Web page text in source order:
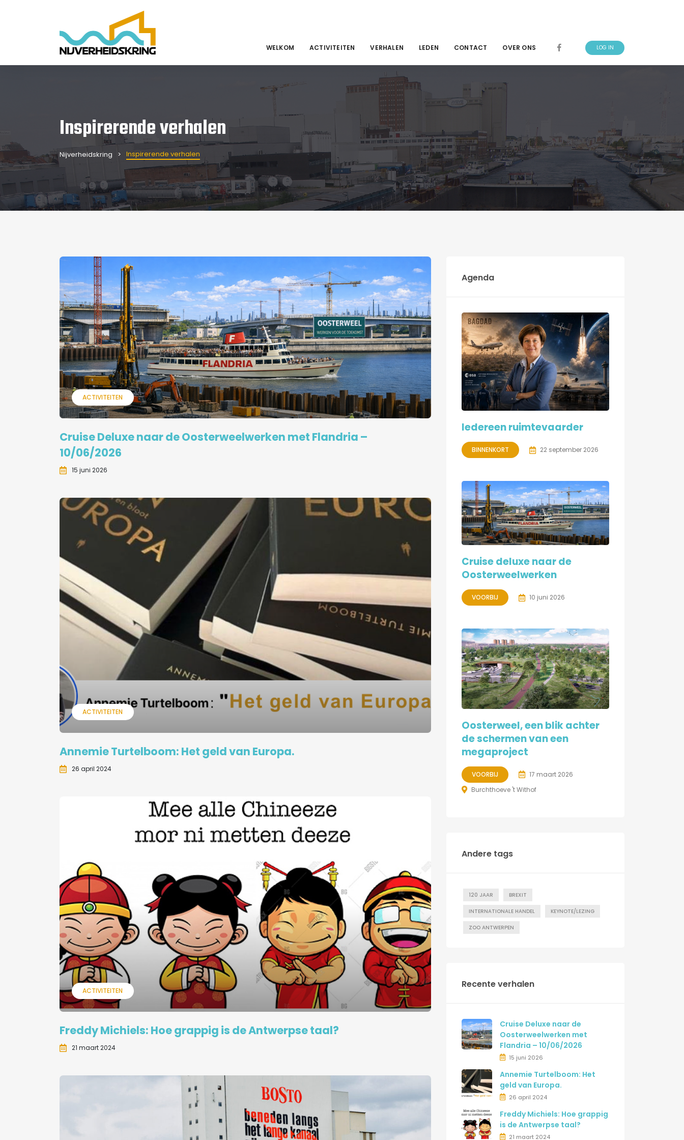
WELKOM ACTIVITEITEN VERHALEN LEDEN CONTACT OVER ONS LOG IN
Inspirerende verhalen
Nijverheidskring Inspirerende verhalen
ACTIVITEITEN
Cruise Deluxe naar de Oosterweelwerken met Flandria –
10/06/2026
15 juni 2026
ACTIVITEITEN
Annemie Turtelboom: Het geld van Europa.
26 april 2024
ACTIVITEITEN
Freddy Michiels: Hoe grappig is de Antwerpse taal?
21 maart 2024
Agenda
Iedereen ruimtevaarder
BINNENKORT 22 september 2026
Cruise deluxe naar de
Oosterweelwerken
VOORBIJ 10 juni 2026
Oosterweel, een blik achter
de schermen van een
megaproject
VOORBIJ
17 maart 2026
Burchthoeve 't Withof
Andere tags
120 JAAR BREXIT
INTERNATIONALE HANDEL KEYNOTE/LEZING
ZOO ANTWERPEN
Recente verhalen
Cruise Deluxe naar de
Oosterweelwerken met
Flandria – 10/06/2026
15 juni 2026
Annemie Turtelboom: Het
geld van Europa.
26 april 2024
Freddy Michiels: Hoe grappig
is de Antwerpse taal?
21 maart 2024